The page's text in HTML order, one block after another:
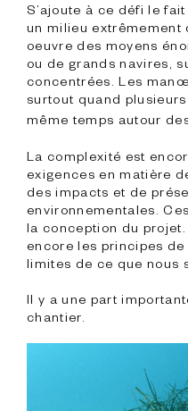
S’ajoute à ce défi le
un milieu extrêmement
oeuvre des moyens
ou de grands navires,
concentrées. Les
surtout quand
même temps autour
La complexité est
exigences en matière
des impacts et de
environnementales.
la conception du projet.
encore les principes
limites de ce que nous
Il y a une part
chantier.